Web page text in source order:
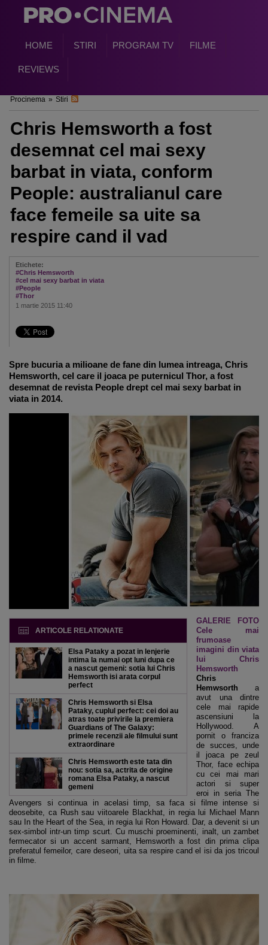
HOME STIRI PROGRAM TV FILME
REVIEWS
Procinema » Stiri
Chris Hemsworth a fost
desemnat cel mai sexy
barbat in viata, conform
People: australianul care
face femeile sa uite sa
respire cand il vad
Etichete:
#Chris Hemsworth
#cel mai sexy barbat in viata
#People
#Thor
1 martie 2015 11:40
Spre bucuria a milioane de fane din lumea intreaga, Chris
Hemsworth, cel care il joaca pe puternicul Thor, a fost
desemnat de revista People drept cel mai sexy barbat in
viata in 2014.
ARTICOLE RELATIONATE
Elsa Pataky a pozat in lenjerie
intima la numai opt luni dupa ce
a nascut gemeni: sotia lui Chris
Hemsworth isi arata corpul
perfect
Chris Hemsworth si Elsa
Pataky, cuplul perfect: cei doi au
atras toate privirile la premiera
Guardians of The Galaxy:
primele recenzii ale filmului sunt
extraordinare
Chris Hemsworth este tata din
nou: sotia sa, actrita de origine
romana Elsa Pataky, a nascut
gemeni
GALERIE FOTO
Cele mai
frumoase
imagini din viata
lui Chris
Hemsworth
Chris
Hemwsorth a
avut una dintre
cele mai rapide
ascensiuni la
Hollywood. A
pornit o franciza
de succes, unde
il joaca pe zeul
Thor, face echipa
cu cei mai mari
actori si super
eroi in seria The
Avengers si continua in acelasi timp, sa faca si filme intense si
deosebite, ca Rush sau viitoarele Blackhat, in regia lui Michael Mann
sau In the Heart of the Sea, in regia lui Ron Howard. Dar, a devenit si un
sex-simbol intr-un timp scurt. Cu muschi proeminenti, inalt, un zambet
fermecator si un accent sarmant, Hemsworth a fost din prima clipa
preferatul femeilor, care deseori, uita sa respire cand el isi da jos tricoul
in filme.